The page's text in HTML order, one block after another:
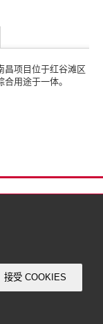
接受 COOKIES
昌项目位于红谷滩区
用途于一体。